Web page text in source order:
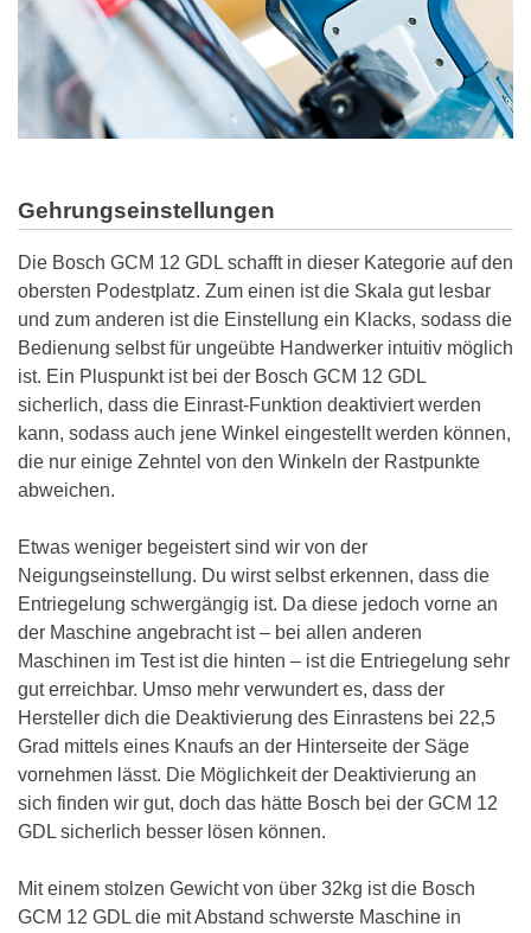
Gehrungseinstellungen
Die Bosch GCM 12 GDL schafft in dieser Kategorie auf den
obersten Podestplatz. Zum einen ist die Skala gut lesbar
und zum anderen ist die Einstellung ein Klacks, sodass die
Bedienung selbst für ungeübte Handwerker intuitiv möglich
ist. Ein Pluspunkt ist bei der Bosch GCM 12 GDL
sicherlich, dass die Einrast-Funktion deaktiviert werden
kann, sodass auch jene Winkel eingestellt werden können,
die nur einige Zehntel von den Winkeln der Rastpunkte
abweichen.
Etwas weniger begeistert sind wir von der
Neigungseinstellung. Du wirst selbst erkennen, dass die
Entriegelung schwergängig ist. Da diese jedoch vorne an
der Maschine angebracht ist – bei allen anderen
Maschinen im Test ist die hinten – ist die Entriegelung sehr
gut erreichbar. Umso mehr verwundert es, dass der
Hersteller dich die Deaktivierung des Einrastens bei 22,5
Grad mittels eines Knaufs an der Hinterseite der Säge
vornehmen lässt. Die Möglichkeit der Deaktivierung an
sich finden wir gut, doch das hätte Bosch bei der GCM 12
GDL sicherlich besser lösen können.
Mit einem stolzen Gewicht von über 32kg ist die Bosch
GCM 12 GDL die mit Abstand schwerste Maschine in